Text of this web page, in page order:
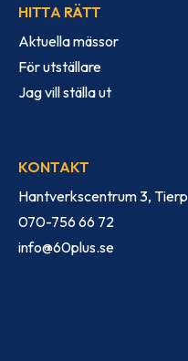
HITTA RÄTT
Aktuella mässor
För utställare
Jag vill ställa ut
KONTAKT
Hantverkscentrum 3, Tierp
070-756 66 72
info@60plus.se